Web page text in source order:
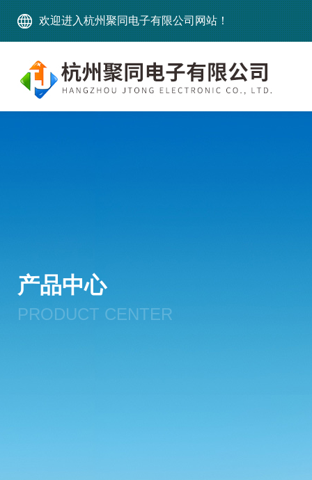
欢迎进入杭州聚同电子有限公司网站！
产品中心
PRODUCT CENTER